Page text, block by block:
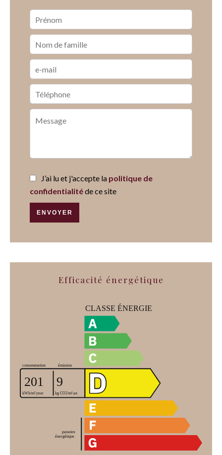
J’ai lu et j'accepte la politique de
confidentialitéde ce site
ENVOYER
Efficacité énergétique